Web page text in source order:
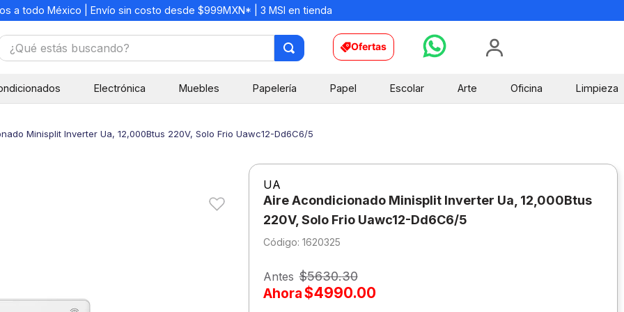
a todo México | Envío sin costo desde $999MXN* | 3 MSI en tienda
estás buscando? Ofertas
Electrónica Muebles Papelería Papel Escolar Arte Oficina Limpieza
Minisplit Inverter Ua, 12,000Btus 220V, Solo Frio Uawc12-Dd6C6/5
UA
Aire Acondicionado Minisplit Inverter Ua, 12,000Btus
220V, Solo Frio Uawc12-Dd6C6/5
: 1620325
Antes $5630.30
Ahora$4990.00